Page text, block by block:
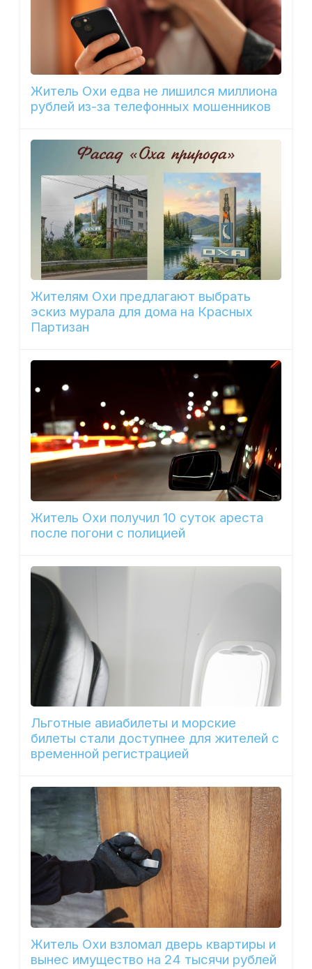
Житель Охи едва не лишился миллиона
рублей из-за телефонных мошенников
Жителям Охи предлагают выбрать
эскиз мурала для дома на Красных
Партизан
Житель Охи получил 10 суток ареста
после погони с полицией
Льготные авиабилеты и морские
билеты стали доступнее для жителей с
временной регистрацией
Житель Охи взломал дверь квартиры и
вынес имущество на 24 тысячи рублей